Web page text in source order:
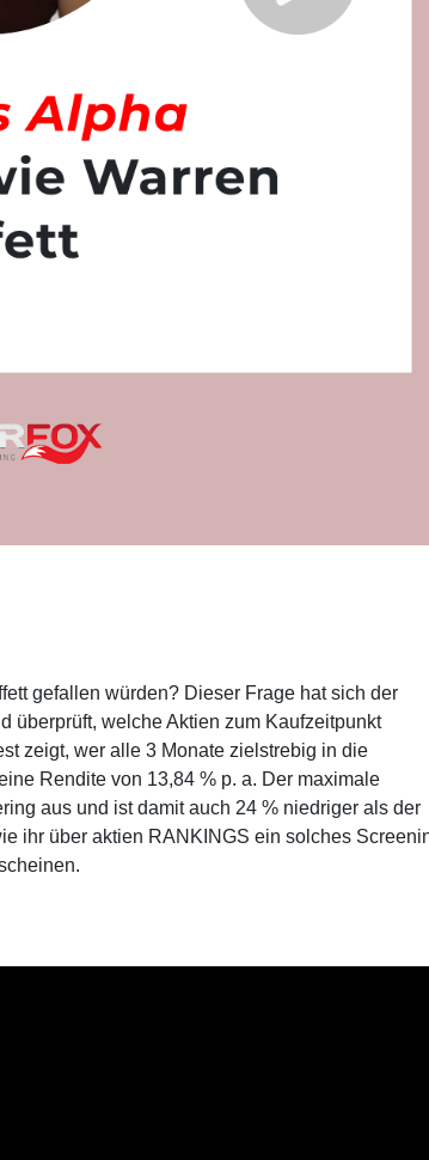
gefallen würden? Dieser Frage hat sich der
überprüft, welche Aktien zum Kaufzeitpunkt
zeigt, wer alle 3 Monate zielstrebig in die
Rendite von 13,84 % p. a. Der maximale
aus und ist damit auch 24 % niedriger als der
ihr über aktien RANKINGS ein solches